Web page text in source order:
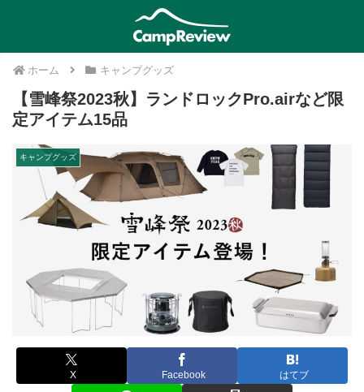
ホーム キャンプグッズ
【雪峰祭2023秋】ランドロックPro.airなど限
定アイテム15品
キャンプグッズ
X Facebook はてブ